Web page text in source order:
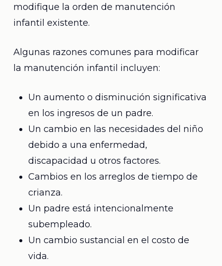
modifique la orden de manutención
infantil existente.
Algunas razones comunes para modificar
la manutención infantil incluyen:
Un aumento o disminución significativa
en los ingresos de un padre.
Un cambio en las necesidades del niño
debido a una enfermedad,
discapacidad u otros factores.
Cambios en los arreglos de tiempo de
crianza.
Un padre está intencionalmente
subempleado.
Un cambio sustancial en el costo de
vida.